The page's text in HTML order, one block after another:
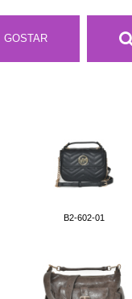
GOSTAR
B2-602-01